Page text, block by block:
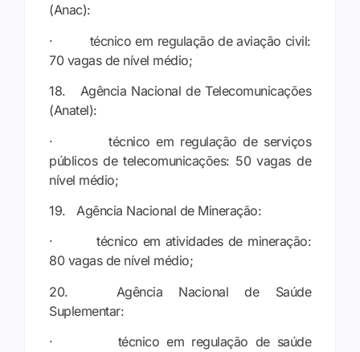
(Anac):
· técnico em regulação de aviação civil:
70 vagas de nível médio;
18. Agência Nacional de Telecomunicações
(Anatel):
· técnico em regulação de serviços
públicos de telecomunicações: 50 vagas de
nível médio;
19. Agência Nacional de Mineração:
· técnico em atividades de mineração:
80 vagas de nível médio;
20. Agência Nacional de Saúde
Suplementar:
· técnico em regulação de saúde